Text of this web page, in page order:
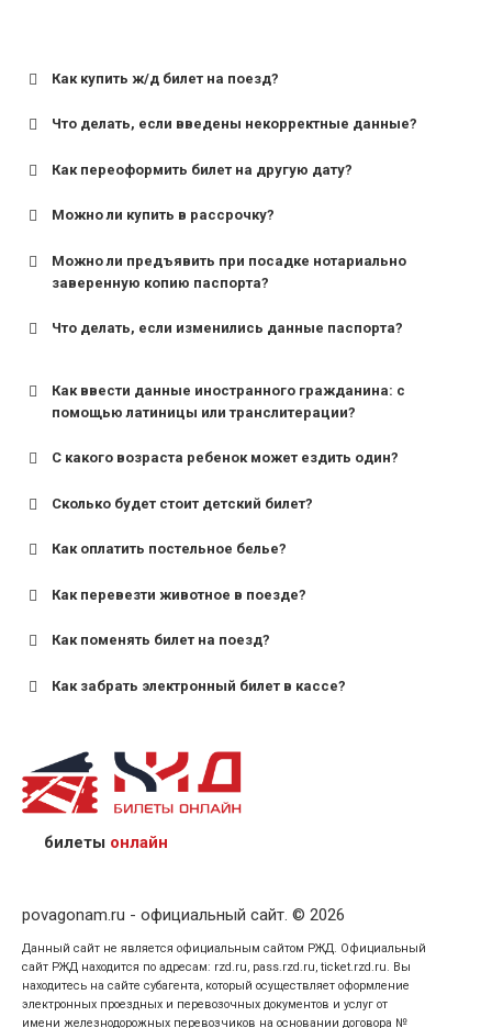
Как купить ж/д билет на поезд?
Что делать, если введены некорректные данные?
Как переоформить билет на другую дату?
Можно ли купить в рассрочку?
Можно ли предъявить при посадке нотариально
заверенную копию паспорта?
Что делать, если изменились данные паспорта?
Как ввести данные иностранного гражданина: с
помощью латиницы или транслитерации?
С какого возраста ребенок может ездить один?
для поездов дальнего следования — от 10 лет и
для пригородных поездов — от 7 лет.
Сколько будет стоит детский билет?
Как оплатить постельное белье?
Как перевезти животное в поезде?
Как поменять билет на поезд?
Как забрать электронный билет в кассе?
назвав кассиру 14-значный номер заказа;
предъявив удостоверение личности пассажира, на
кого оформлен билет.
билеты онлайн
povagonam.ru - официальный сайт. © 2026
Данный сайт не является официальным сайтом РЖД. Официальный
сайт РЖД находится по адресам: rzd.ru, pass.rzd.ru, ticket.rzd.ru. Вы
находитесь на сайте субагента, который осуществляет оформление
электронных проездных и перевозочных документов и услуг от
имени железнодорожных перевозчиков на основании договора №